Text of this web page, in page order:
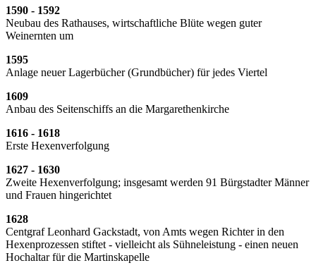
1590 - 1592
Neubau des Rathauses, wirtschaftliche Blüte wegen guter
Weinernten um
1595
Anlage neuer Lagerbücher (Grundbücher) für jedes Viertel
1609
Anbau des Seitenschiffs an die Margarethenkirche
1616 - 1618
Erste Hexenverfolgung
1627 - 1630
Zweite Hexenverfolgung; insgesamt werden 91 Bürgstadter Männer
und Frauen hingerichtet
1628
Centgraf Leonhard Gackstadt, von Amts wegen Richter in den
Hexenprozessen stiftet - vielleicht als Sühneleistung - einen neuen
Hochaltar für die Martinskapelle